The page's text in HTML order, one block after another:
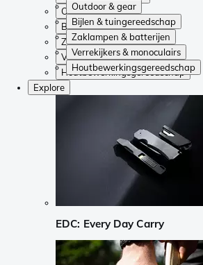
Outdoor & gear
Bijlen & tuingereedschap
Zaklampen & batterijen
Verrekijkers & monoculairs
Houtbewerkingsgereedschap
Outdoor & gear
Bijlen & tuingereedschap
Zaklampen & batterijen
Verrekijkers & monoculairs
Houtbewerkingsgereedschap
Explore
EDC: Every Day Carry